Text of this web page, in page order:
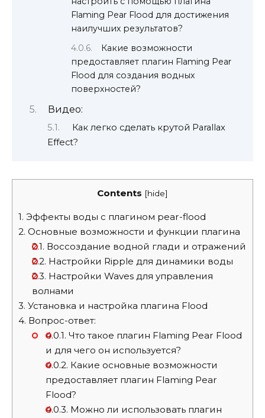
Flaming Pear Flood для достижения
наилучших результатов?
Какие возможности
предоставляет плагин Flaming Pear
Flood для создания водных
поверхностей?
Видео:
Как легко сделать крутой Parallax
Effect?
Contents [hide]
1. Эффекты воды с плагином pear-flood
2. Основные возможности и функции плагина
2.1. Воссоздание водной глади и отражений
2.2. Настройки Ripple для динамики воды
2.3. Настройки Waves для управления
волнами
3. Установка и настройка плагина Flood
4. Вопрос-ответ:
4.0.1. Что такое плагин Flaming Pear Flood
и для чего он используется?
4.0.2. Какие основные возможности
предоставляет плагин Flaming Pear
Flood?
4.0.3. Можно ли использовать плагин